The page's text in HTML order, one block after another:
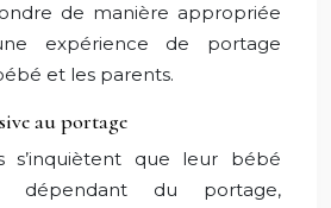
de manière appropriée
expérience de portage
et les parents.
au portage
s’inquiètent que leur bébé
dépendant du portage,